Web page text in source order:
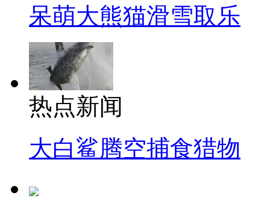
呆萌大熊猫滑雪取乐
热点新闻
大白鲨腾空捕食猎物